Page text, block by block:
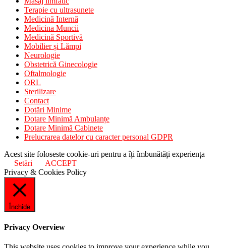
Terapie cu ultrasunete
Medicină Internă
Medicina Muncii
Medicină Sportivă
Mobilier și Lămpi
Neurologie
Obstetrică Ginecologie
Oftalmologie
ORL
Sterilizare
Contact
Dotări Minime
Dotare Minimă Ambulanțe
Dotare Minimă Cabinete
Prelucrarea datelor cu caracter personal GDPR
Acest site foloseste cookie-uri pentru a îți îmbunătăți experiența
Setări
ACCEPT
Privacy & Cookies Policy
Închide
Privacy Overview